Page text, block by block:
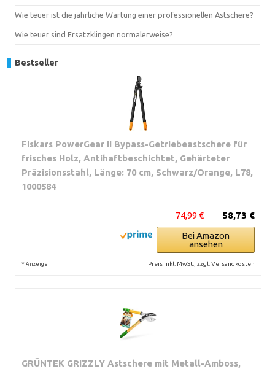
Wie teuer ist die jährliche Wartung einer professionellen Astschere?
Wie teuer sind Ersatzklingen normalerweise?
Bestseller
Fiskars PowerGear II Bypass-Getriebeastschere für
frisches Holz, Antihaftbeschichtet, Gehärteter
Präzisionsstahl, Länge: 70 cm, Schwarz/Orange, L78,
1000584
58,73 €
74,99 €
Bei Amazon
ansehen
* Anzeige Preis inkl. MwSt., zzgl. Versandkosten
GRÜNTEK GRIZZLY Astschere mit Metall-Amboss,